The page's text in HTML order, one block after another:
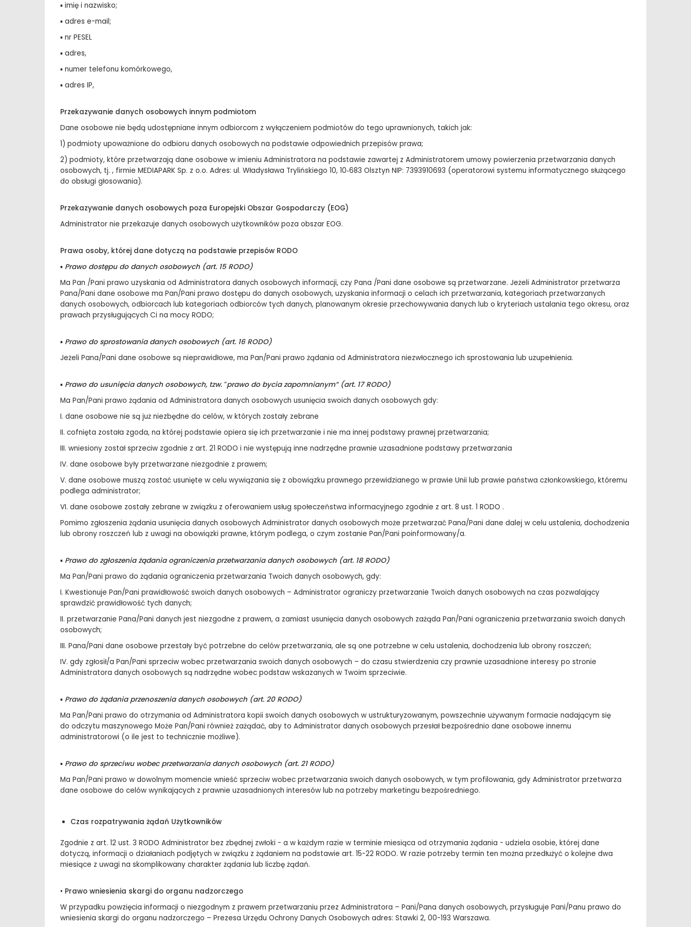
▪ imię i nazwisko;
▪ adres e-mail;
▪ nr PESEL
▪ adres,
▪ numer telefonu komórkowego,
▪ adres IP,
Przekazywanie danych osobowych innym podmiotom
Dane osobowe nie będą udostępniane innym odbiorcom z wyłączeniem podmiotów do tego uprawnionych, takich jak:
1) podmioty upoważnione do odbioru danych osobowych na podstawie odpowiednich przepisów prawa;
2) podmioty, które przetwarzają dane osobowe w imieniu Administratora na podstawie zawartej z Administratorem umowy powierzenia przetwarzania danych
osobowych, tj. , firmie MEDIAPARK Sp. z o.o. Adres: ul. Władysława Trylińskiego 10, 10‑683 Olsztyn NIP: 7393910693 (operatorowi systemu informatycznego służącego
do obsługi głosowania).
Przekazywanie danych osobowych poza Europejski Obszar Gospodarczy (EOG)
Administrator nie przekazuje danych osobowych użytkowników poza obszar EOG.
Prawa osoby, której dane dotyczą na podstawie przepisów RODO
▪ Prawo dostępu do danych osobowych (art. 15 RODO)
Ma Pan /Pani prawo uzyskania od Administratora danych osobowych informacji, czy Pana /Pani dane osobowe są przetwarzane. Jeżeli Administrator przetwarza
Pana/Pani dane osobowe ma Pan/Pani prawo dostępu do danych osobowych, uzyskania informacji o celach ich przetwarzania, kategoriach przetwarzanych
danych osobowych, odbiorcach lub kategoriach odbiorców tych danych, planowanym okresie przechowywania danych lub o kryteriach ustalania tego okresu, oraz
prawach przysługujących Ci na mocy RODO;
▪ Prawo do sprostowania danych osobowych (art. 16 RODO)
Jeżeli Pana/Pani dane osobowe są nieprawidłowe, ma Pan/Pani prawo żądania od Administratora niezwłocznego ich sprostowania lub uzupełnienia.
▪ Prawo do usunięcia danych osobowych, tzw. “prawo do bycia zapomnianym” (art. 17 RODO)
Ma Pan/Pani prawo żądania od Administratora danych osobowych usunięcia swoich danych osobowych gdy:
I. dane osobowe nie są już niezbędne do celów, w których zostały zebrane
II. cofnięta została zgoda, na której podstawie opiera się ich przetwarzanie i nie ma innej podstawy prawnej przetwarzania;
III. wniesiony został sprzeciw zgodnie z art. 21 RODO i nie występują inne nadrzędne prawnie uzasadnione podstawy przetwarzania
IV. dane osobowe były przetwarzane niezgodnie z prawem;
V. dane osobowe muszą zostać usunięte w celu wywiązania się z obowiązku prawnego przewidzianego w prawie Unii lub prawie państwa członkowskiego, któremu
podlega administrator;
VI. dane osobowe zostały zebrane w związku z oferowaniem usług społeczeństwa informacyjnego zgodnie z art. 8 ust. 1 RODO .
Pomimo zgłoszenia żądania usunięcia danych osobowych Administrator danych osobowych może przetwarzać Pana/Pani dane dalej w celu ustalenia, dochodzenia
lub obrony roszczeń lub z uwagi na obowiązki prawne, którym podlega, o czym zostanie Pan/Pani poinformowany/a.
▪ Prawo do zgłoszenia żądania ograniczenia przetwarzania danych osobowych (art. 18 RODO)
Ma Pan/Pani prawo do żądania ograniczenia przetwarzania Twoich danych osobowych, gdy:
I. Kwestionuje Pan/Pani prawidłowość swoich danych osobowych – Administrator ograniczy przetwarzanie Twoich danych osobowych na czas pozwalający
sprawdzić prawidłowość tych danych;
II. przetwarzanie Pana/Pani danych jest niezgodne z prawem, a zamiast usunięcia danych osobowych zażąda Pan/Pani ograniczenia przetwarzania swoich danych
osobowych;
III. Pana/Pani dane osobowe przestały być potrzebne do celów przetwarzania, ale są one potrzebne w celu ustalenia, dochodzenia lub obrony roszczeń;
IV. gdy zgłosił/a Pan/Pani sprzeciw wobec przetwarzania swoich danych osobowych – do czasu stwierdzenia czy prawnie uzasadnione interesy po stronie
Administratora danych osobowych są nadrzędne wobec podstaw wskazanych w Twoim sprzeciwie.
▪ Prawo do żądania przenoszenia danych osobowych (art. 20 RODO)
Ma Pan/Pani prawo do otrzymania od Administratora kopii swoich danych osobowych w ustrukturyzowanym, powszechnie używanym formacie nadającym się
do odczytu maszynowego Może Pan/Pani również zażądać, aby to Administrator danych osobowych przesłał bezpośrednio dane osobowe innemu
administratorowi (o ile jest to technicznie możliwe).
▪ Prawo do sprzeciwu wobec przetwarzania danych osobowych (art. 21 RODO)
Ma Pan/Pani prawo w dowolnym momencie wnieść sprzeciw wobec przetwarzania swoich danych osobowych, w tym profilowania, gdy Administrator przetwarza
dane osobowe do celów wynikających z prawnie uzasadnionych interesów lub na potrzeby marketingu bezpośredniego.
Czas rozpatrywania żądań Użytkowników
Zgodnie z art. 12 ust. 3 RODO Administrator bez zbędnej zwłoki - a w każdym razie w terminie miesiąca od otrzymania żądania - udziela osobie, której dane
dotyczą, informacji o działaniach podjętych w związku z żądaniem na podstawie art. 15-22 RODO. W razie potrzeby termin ten można przedłużyć o kolejne dwa
miesiące z uwagi na skomplikowany charakter żądania lub liczbę żądań.
• Prawo wniesienia skargi do organu nadzorczego
W przypadku powzięcia informacji o niezgodnym z prawem przetwarzaniu przez Administratora – Pani/Pana danych osobowych, przysługuje Pani/Panu prawo do
wniesienia skargi do organu nadzorczego – Prezesa Urzędu Ochrony Danych Osobowych adres: Stawki 2, 00-193 Warszawa.